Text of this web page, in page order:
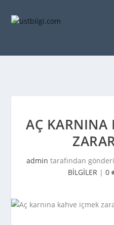
AÇ KARNINA
admin tarafından
BİLGİLER | 0